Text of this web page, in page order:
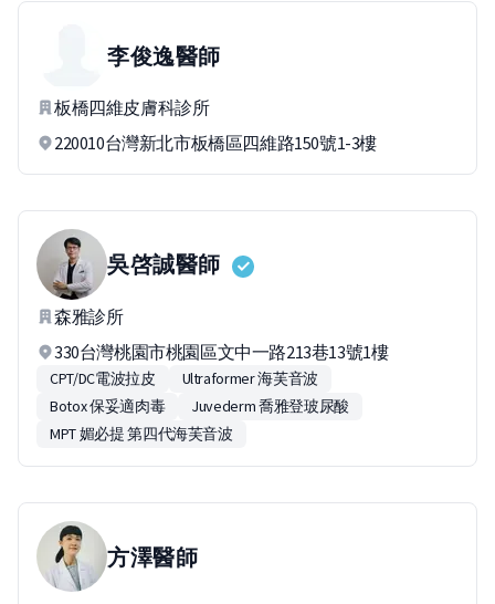
李俊逸醫師
板橋四維皮膚科診所
220010台灣新北市板橋區四維路150號1-3樓
吳啓誠醫師
森雅診所
330台灣桃園市桃園區文中一路213巷13號1樓
CPT/DC電波拉皮
Ultraformer 海芙音波
Botox 保妥適肉毒
Juvederm 喬雅登玻尿酸
MPT 媚必提 第四代海芙音波
方澤醫師